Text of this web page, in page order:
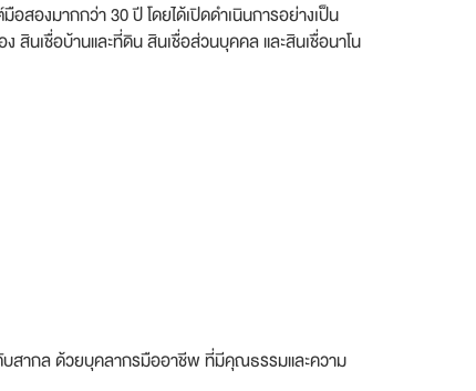
สองมากกว่า 30 ปี โดยได้เปิดดำเนินการอย่างเป็น
สินเชื่อบ้านและที่ดิน สินเชื่อส่วนบุคคล และสินเชื่อนาโน
บสากล ด้วยบุคลากรมืออาชีพ ที่มีคุณธรรมและความ